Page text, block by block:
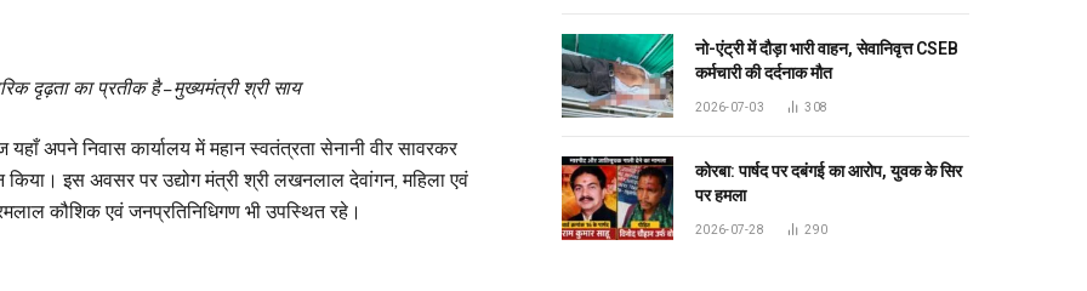
दृढ़ता का प्रतीक है – मुख्यमंत्री श्री साय
अपने निवास कार्यालय में महान स्वतंत्रता सेनानी वीर सावरकर
इस अवसर पर उद्योग मंत्री श्री लखनलाल देवांगन, महिला एवं
कौशिक एवं जनप्रतिनिधिगण भी उपस्थित रहे।
नो-एंट्री में दौड़ा भारी वाहन, सेवानिवृत्त CSEB
कर्मचारी की दर्दनाक मौत
2026-07-03 308
कोरबा: पार्षद पर दबंगई का आरोप, युवक के सिर
पर हमला
2026-07-28 290